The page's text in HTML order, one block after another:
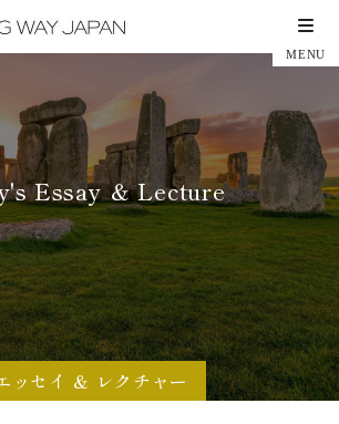
ッセイ ＆ レクチャー
Essay ＆ Lecture